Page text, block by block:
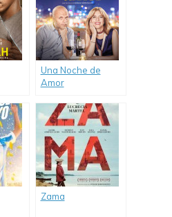
Una Noche de
Amor
Zama